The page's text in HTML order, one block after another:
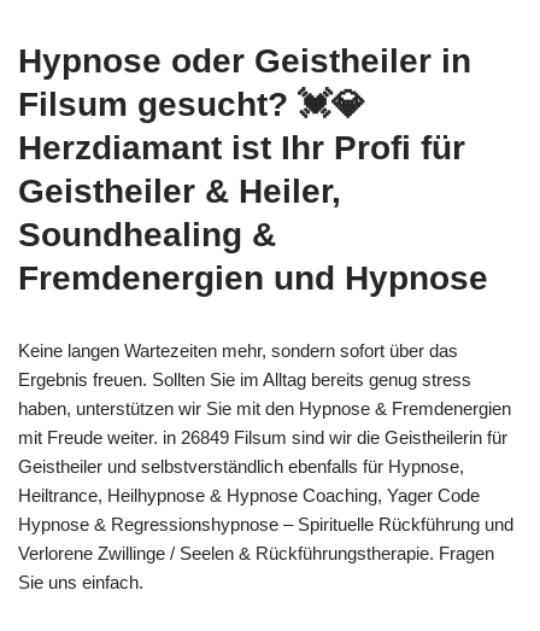
Hypnose oder Geistheiler in
Filsum gesucht? 💓️💎
Herzdiamant ist Ihr Profi für
Geistheiler & Heiler,
Soundhealing &
Fremdenergien und Hypnose
Keine langen Wartezeiten mehr, sondern sofort über das
Ergebnis freuen. Sollten Sie im Alltag bereits genug stress
haben, unterstützen wir Sie mit den Hypnose & Fremdenergien
mit Freude weiter. in 26849 Filsum sind wir die Geistheilerin für
Geistheiler und selbstverständlich ebenfalls für Hypnose,
Heiltrance, Heilhypnose & Hypnose Coaching, Yager Code
Hypnose & Regressionshypnose – Spirituelle Rückführung und
Verlorene Zwillinge / Seelen & Rückführungstherapie. Fragen
Sie uns einfach.